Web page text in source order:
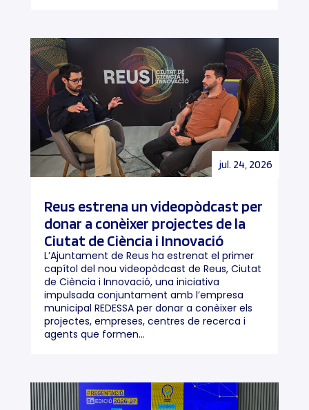
Reus estrena un videopòdcast per
donar a conèixer projectes de la
Ciutat de Ciència i Innovació
jul. 24, 2026
L’Ajuntament de Reus ha estrenat el primer
capítol del nou videopòdcast de Reus, Ciutat
de Ciència i Innovació, una iniciativa
impulsada conjuntament amb l’empresa
municipal REDESSA per donar a conèixer els
projectes, empreses, centres de recerca i
agents que formen...